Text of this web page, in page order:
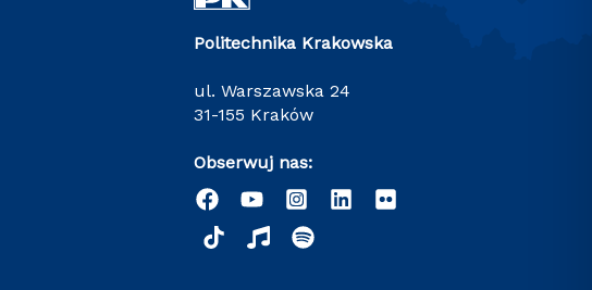
Politechnika Krakowska
ul. Warszawska 24
31-155 Kraków
Obserwuj nas: